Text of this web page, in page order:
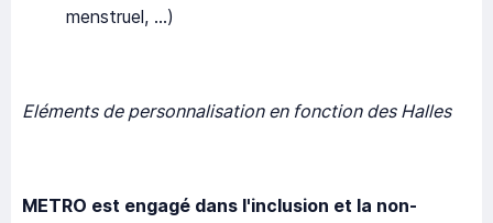
menstruel, ...)
Eléments de personnalisation en fonction des Halles
METRO est engagé dans l'inclusion et la non-